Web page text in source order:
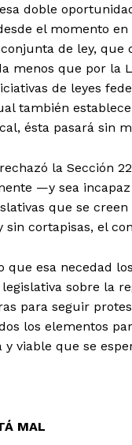
doble
el momento
de ley, que
menos que por la
de leyes
también
ésta pasará sin
la Sección
—y sea
que se
cortapisas, el
que esa necedad
sobre la
para seguir
los elementos
y viable que se
MAL